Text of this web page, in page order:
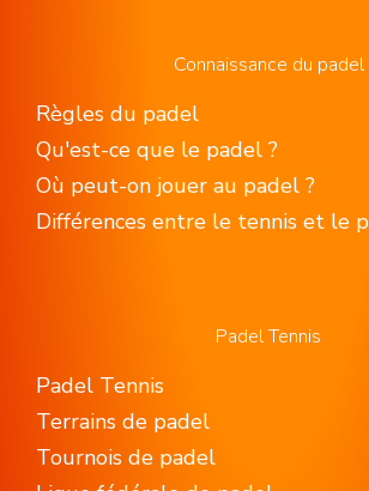
Connaissance du padel
Règles du padel
Qu'est-ce que le padel ?
Où peut-on jouer au padel ?
Différences entre le tennis et le
Padel Tennis
Padel Tennis
Terrains de padel
Tournois de padel